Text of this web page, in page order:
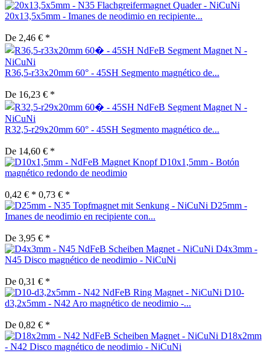
20x13,5x5mm - Imanes de neodimio en recipiente...
De 2,46 € *
R36,5-r33x20mm 60° - 45SH Segmento magnético de...
De 16,23 € *
R32,5-r29x20mm 60° - 45SH Segmento magnético de...
De 14,60 € *
D10x1,5mm - Botón
magnético redondo de neodimio
0,42 € * 0,73 € *
D25mm -
Imanes de neodimio en recipiente con...
De 3,95 € *
D4x3mm -
N45 Disco magnético de neodimio - NiCuNi
De 0,31 € *
D10-
d3,2x5mm - N42 Aro magnético de neodimio -...
De 0,82 € *
D18x2mm
- N42 Disco magnético de neodimio - NiCuNi